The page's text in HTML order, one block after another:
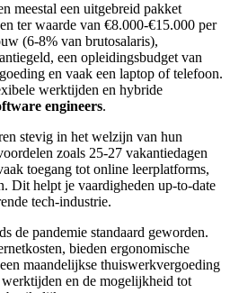
meestal een uitgebreid pakket
ter waarde van €8.000-€15.000 per
(6-8% van brutosalaris),
een opleidingsbudget van
en vaak een laptop of telefoon.
werktijden en hybride
engineers.
stevig in het welzijn van hun
zoals 25-27 vakantiedagen
toegang tot online leerplatforms,
Dit helpt je vaardigheden up-to-date
tech-industrie.
de pandemie standaard geworden.
bieden ergonomische
maandelijkse thuiswerkvergoeding
en de mogelijkheid tot